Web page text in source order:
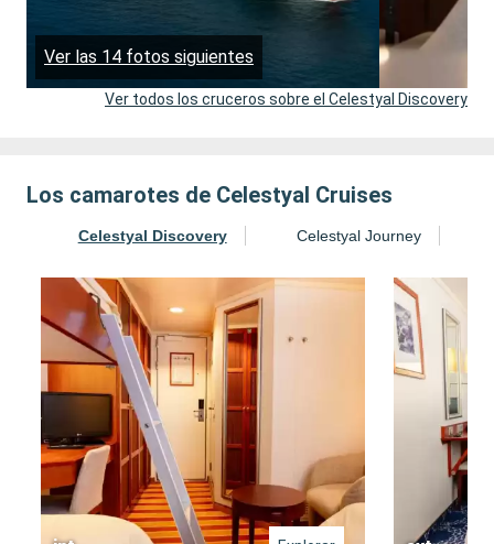
Ver las 14 fotos siguientes
Ver todos los cruceros sobre el Celestyal Discovery
Los camarotes de Celestyal Cruises
Celestyal Discovery Celestyal Journey